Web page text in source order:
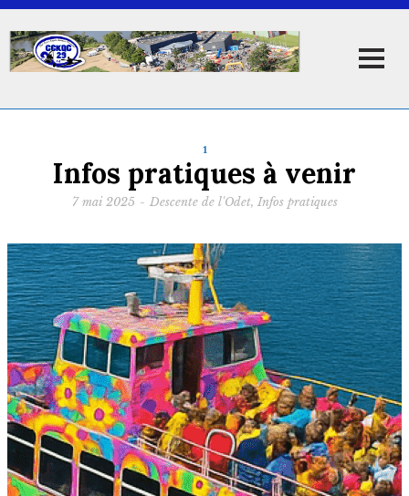
1
Infos pratiques à venir
7 mai 2025 - Descente de l'Odet, Infos pratiques